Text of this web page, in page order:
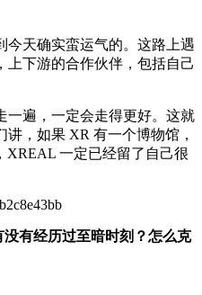
今天确实蛮运气的。这路上遇
上下游的合作伙伴，包括自己
一遍，一定会走得更好。这就
，如果 XR 有一个博物馆，
XREAL 一定已经留了自己很
有经历过至暗时刻？怎么克